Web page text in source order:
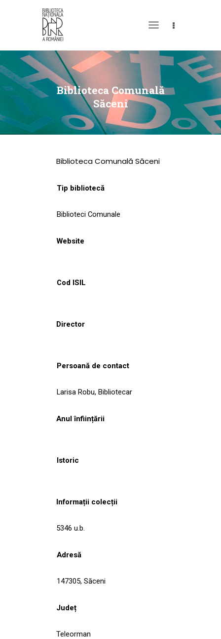
Biblioteca Comunală
Săceni
DESPRE NOI
PERMISUL MEU DE
BIBLIOTECĂ
CATALOAGE ȘI
COLECȚII
CULTURALE
NOUTĂȚI
Biblioteca Comunală Săceni
Tip bibliotecă
Biblioteci Comunale
Website
Cod ISIL
Director
Persoană de contact
Larisa Robu, Bibliotecar
Anul înființării
Istoric
Informații colecții
5346 u.b.
Adresă
147305, Săceni
Județ
Teleorman